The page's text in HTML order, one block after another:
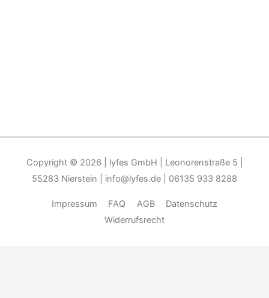
Copyright © 2026
| lyfes GmbH | Leonorenstraße 5 |
55283 Nierstein | info@lyfes.de | 06135 933 8288
Impressum FAQ AGB
Datenschutz
Widerrufsrecht